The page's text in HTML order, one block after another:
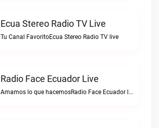
Ecua Stereo Radio TV Live
Tu Canal FavoritoEcua Stereo Radio TV live
Radio Face Ecuador Live
Amamos lo que hacemosRadio Face Ecuador live